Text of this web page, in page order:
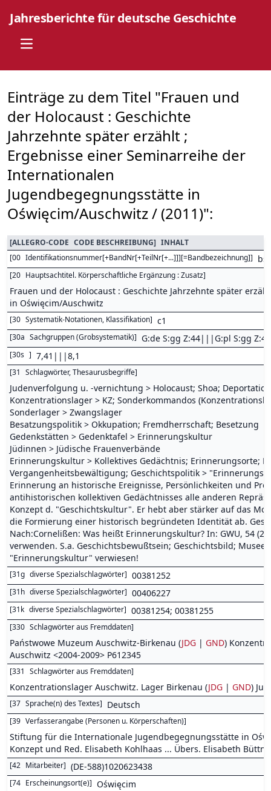
Jahresberichte für deutsche Geschichte
Open main menu
Einträge zu dem Titel "Frauen und
der Holocaust : Geschichte
Jahrzehnte später erzählt ;
Ergebnisse einer Seminarreihe der
Internationalen
Jugendbegegnungsstätte in
Oświęcim/Auschwitz / (2011)":
[ALLEGRO-CODE CODE BESCHREIBUNG] INHALT
[00 Identifikationsnummer[+BandNr[+TeilNr[+...]]][=Bandbezeichnung]]
[20 Hauptsachtitel. Körperschaftliche Ergänzung : Zusatz]
Frauen und der Holocaust : Geschichte Jahrzehnte später
in Oświęcim/Auschwitz
[30 Systematik-Notationen, Klassifikation] c1
[30a Sachgruppen (Grobsystematik)] G:de S:gg Z:44|||G:pl S:gg
[30s ] 7,41|||8,1
[31 Schlagwörter, Thesaurusbegriffe]
Judenverfolgung u. -vernichtung > Holocaust; Shoa;
Konzentrationslager > KZ; Sonderkommandos
Sonderlager > Zwangslager
Besatzungspolitik > Okkupation; Fremdherrschaft; Besetzung
Gedenkstätten > Gedenktafel > Erinnerungskultur
Jüdinnen > Jüdische Frauenverbände
Erinnerungskultur > Kollektives Gedächtnis; Erinnerungsorte;
Vergangenheitsbewältigung; Geschichtspolitik >
Erinnerung an historische Ereignisse, Persönlichkeiten und
antihistorischen kollektiven Gedächtnisses alle anderen
Konzept d. "Geschichtskultur". Er hebt aber stärker auf das
die Formierung einer historisch begründeten Identität ab.
Nach:Cornelißen: Was heißt Erinnerungskultur? In: GWU, 54
verwenden. S.a. Geschichtsbewußtsein; Geschichtsbild;
"Erinnerungskultur" verwiesen!
[31g diverse Spezialschlagwörter] 00381252
[31h diverse Spezialschlagwörter] 00406227
[31k diverse Spezialschlagwörter] 00381254; 00381255
[330 Schlagwörter aus Fremddaten]
Państwowe Muzeum Auschwitz-Birkenau (JDG | GND)
Auschwitz <2004-2009> P612345
[331 Schlagwörter aus Fremddaten]
Konzentrationslager Auschwitz. Lager Birkenau (JDG | GND)
[37 Sprache(n) des Textes] Deutsch
[39 Verfasserangabe (Personen u. Körperschaften)]
Stiftung für die Internationale Jugendbegegnungsstätte in
Konzept und Red. Elisabeth Kohlhaas ... Übers. Elisabeth
[42 Mitarbeiter] (DE-588)1020623438
[74 Erscheinungsort(e)] Oświęcim